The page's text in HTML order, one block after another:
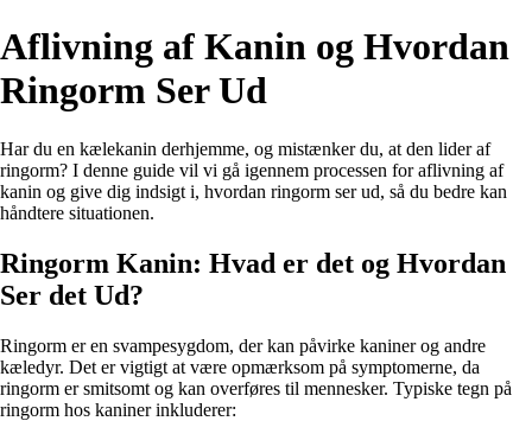
Aflivning af Kanin og Hvordan
Ringorm Ser Ud
Har du en kælekanin derhjemme, og mistænker du, at den lider af
ringorm? I denne guide vil vi gå igennem processen for aflivning af
kanin og give dig indsigt i, hvordan ringorm ser ud, så du bedre kan
håndtere situationen.
Ringorm Kanin: Hvad er det og Hvordan
Ser det Ud?
Ringorm er en svampesygdom, der kan påvirke kaniner og andre
kæledyr. Det er vigtigt at være opmærksom på symptomerne, da
ringorm er smitsomt og kan overføres til mennesker. Typiske tegn på
ringorm hos kaniner inkluderer: